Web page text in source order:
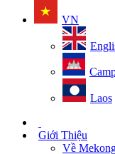
VN
Laos
Giới Thiệu
Về